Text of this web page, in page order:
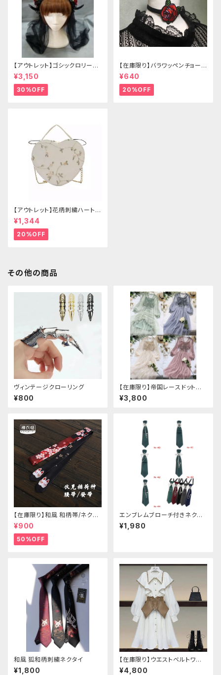
【アウトレット】ゴシックロリータ
ゴールドクラウン＆ホーン(ヴェ
ール付き)
¥3,150
30%OFF
【在庫限り】バラワッペンチョーカ
ー
¥640
20%OFF
【アウトレット】花柄刺繍ハートバ
ッグ
¥1,344
20%OFF
その他の商品
ヴィンテージクローリング
¥800
【在庫限り】帝国レースドットワ
ンピース
¥3,800
【在庫限り】和風 和柄帯/ネクタ
イ/リボン（狐面/金魚
¥900
50%OFF
エンブレムブローチ付きネクタ
イ(グリーン)
¥1,980
和風 狐和柄刺繍ネクタイ
¥1,800
【在庫限り】ウエストベルトワン
ピースセットアップ（Mサイズ
¥4,800